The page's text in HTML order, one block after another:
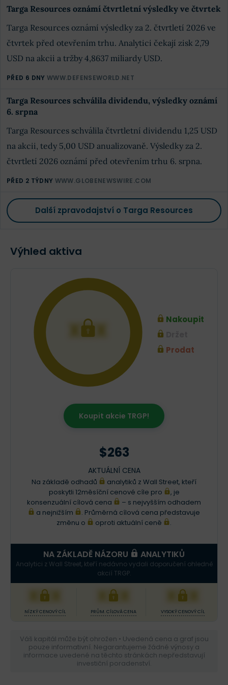
Targa Resources oznámí čtvrtletní výsledky ve čtvrtek
Targa Resources oznámí výsledky za 2. čtvrtletí 2026 ve
čtvrtek před otevřením trhu. Analytici čekají zisk 2,79
USD na akcii a tržby 4,8637 miliardy USD.
PŘED 6 DNY WWW.DEFENSEWORLD.NET
Targa Resources schválila dividendu, výsledky oznámí
6. srpna
Targa Resources schválila čtvrtletní dividendu 1,25 USD
na akcii, tedy 5,00 USD anualizovaně. Výsledky za 2.
čtvrtletí 2026 oznámí před otevřením trhu 6. srpna.
PŘED 2 TÝDNY WWW.GLOBENEWSWIRE.COM
Další zpravodajství o Targa Resources
Výhled aktiva
XXX
Nakoupit
Prodat
Koupit akcie TRGP!
$263
AKTUÁLNÍ CENA
Na základě odhadů
analytiků z Wall Street, kteří
poskytli 12měsíční cenové cíle pro
, je
konsenzuální cílová cena
– s nejvyšším odhadem
a nejnižším
. Průměrná cílová cena představuje
změnu o
oproti aktuální ceně .
NA ZÁKLADĚ NÁZORU ANALYTIKŮ
Analytici z Wall Street, kteří nedávno vydali doporučení ohledně
akcií TRGP.
XXX
NÍZKÝ CENOVÝ CÍL
XXX
PRŮM. CÍLOVÁ CENA
XXX
VYSOKÝ CENOVÝ CÍL
Váš kapitál může být ohrožen • Uvedená cena a graf jsou
pouze informativní. Negarantujeme žádné výnosy a
informace uvedené na těchto stránkách nepředstavují
investiční poradenství.